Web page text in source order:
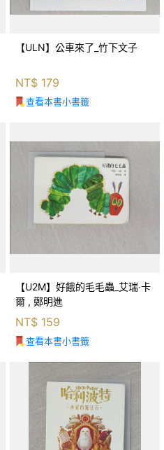
【ULN】公車來了_竹下文子
NT$ 179
查看本書小書籤
【U2M】好餓的毛毛蟲_艾瑞‧卡
爾 , 鄭明進
NT$ 159
查看本書小書籤